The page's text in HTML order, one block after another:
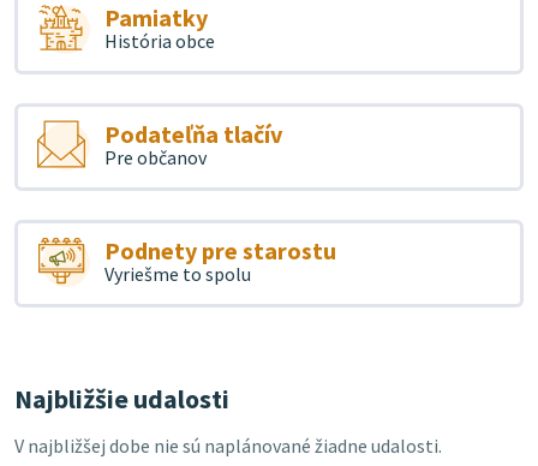
Pamiatky
História obce
Podateľňa tlačív
Pre občanov
Podnety pre starostu
Vyriešme to spolu
Najbližšie udalosti
V najbližšej dobe nie sú naplánované žiadne udalosti.